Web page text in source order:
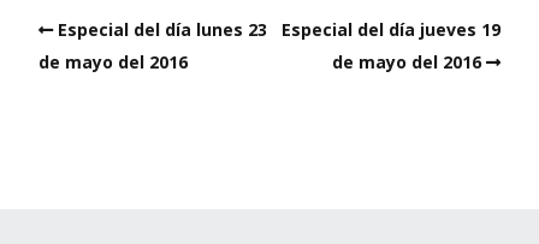
Especial del día lunes 23
de mayo del 2016
Especial del día jueves 19
de mayo del 2016